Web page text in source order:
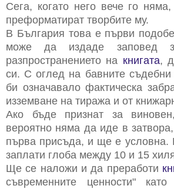
Сега, когато него вече го
преформатират творбите му.
В България това е първи
може да издаде заповед
разпространението на книгата,
си. С оглед на бавните съдебни
би означавало фактическа
изземване на тиража и от
Ако бъде признат за
вероятно няма да иде в
първа присъда, и ще е
заплати глоба между 10 и 15
Ще се наложи и да преработи
съвременните ценности"